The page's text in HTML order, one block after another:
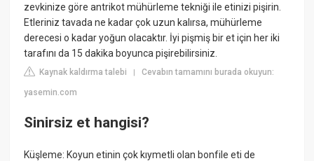
zevkinize göre antrikot mühürleme tekniği ile etinizi pişirin.
Etleriniz tavada ne kadar çok uzun kalırsa, mühürleme
derecesi o kadar yoğun olacaktır. İyi pişmiş bir et için her iki
tarafını da 15 dakika boyunca pişirebilirsiniz.
Kaynak kaldırma talebi |Cevabın tamamını burada okuyun:
yasemin.com
Sinirsiz et hangisi?
Küşleme: Koyun etinin çok kıymetli olan bonfile eti de